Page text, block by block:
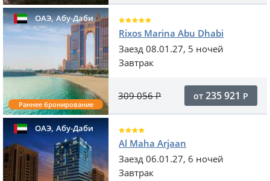
ОАЭ,Абу-Даби
Раннее бронирование
Rixos Marina Abu Dhabi
Заезд 08.01.27, 5 ночей
Завтрак
309 056Р от 235 921 Р
ОАЭ,Абу-Даби
Al Maha Arjaan
Заезд 06.01.27, 6 ночей
Завтрак